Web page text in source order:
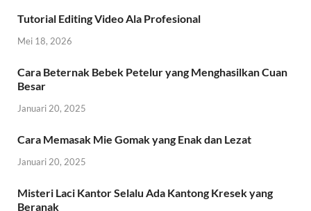
Tutorial Editing Video Ala Profesional
Mei 18, 2026
Cara Beternak Bebek Petelur yang Menghasilkan Cuan
Besar
Januari 20, 2025
Cara Memasak Mie Gomak yang Enak dan Lezat
Januari 20, 2025
Misteri Laci Kantor Selalu Ada Kantong Kresek yang
Beranak